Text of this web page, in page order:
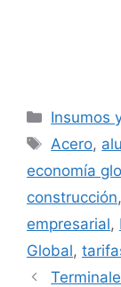
Insumos
Etiquetas
Acero,
economía
construcción,
empresarial,
Global,